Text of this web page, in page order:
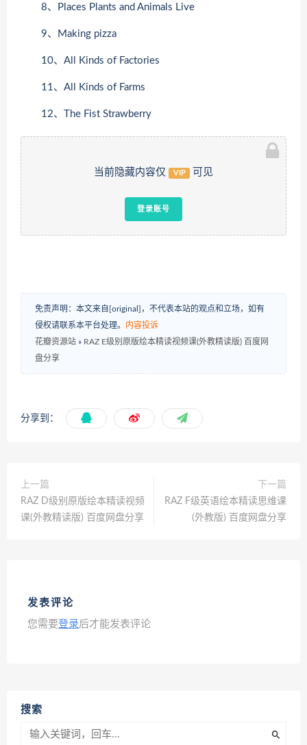
8、Places Plants and Animals Live
9、Making pizza
10、All Kinds of Factories
11、All Kinds of Farms
12、The Fist Strawberry
当前隐藏内容仅 VIP 可见
登录账号
免责声明：本文来自[original]，不代表本站的观点和立场，如有
侵权请联系本平台处理。 内容投诉
花瓣资源站 » RAZ E级别原版绘本精读视频课(外教精读版) 百度网
盘分享
分享到：
上一篇
RAZ D级别原版绘本精读视频
课(外教精读版) 百度网盘分享
下一篇
RAZ F级英语绘本精读思维课
(外教版) 百度网盘分享
发表评论
您需要登录后才能发表评论
搜索